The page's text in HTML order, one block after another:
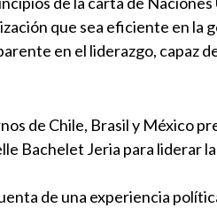
que sea eficiente en la
en el liderazgo, capaz
Chile, Brasil y México
Bachelet Jeria para liderar
de una experiencia